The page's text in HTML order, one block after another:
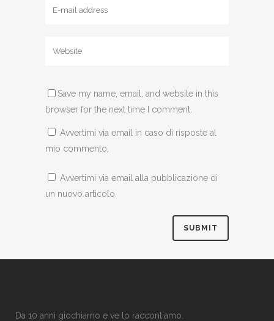
Save my name, email, and website in this
browser for the next time I comment.
Avvertimi via email in caso di risposte al
mio commento.
Avvertimi via email alla pubblicazione di
un nuovo articolo.
Da 10 anni giochiamo e ve lo raccontiamo.